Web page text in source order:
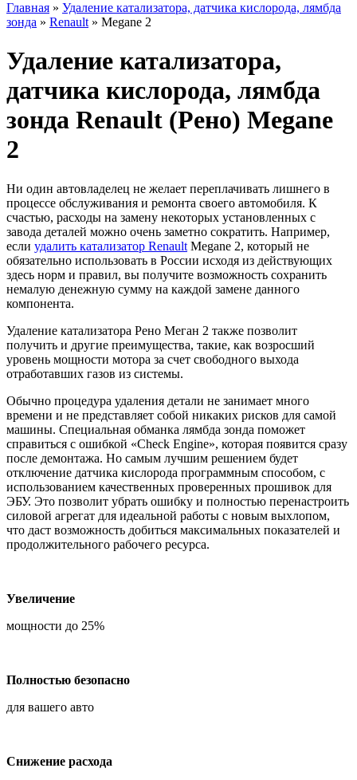
Главная » Удаление катализатора, датчика кислорода, лямбда
зонда » Renault » Megane 2
Удаление катализатора,
датчика кислорода, лямбда
зонда Renault (Рено) Megane
2
Ни один автовладелец не желает переплачивать лишнего в
процессе обслуживания и ремонта своего автомобиля. К
счастью, расходы на замену некоторых установленных с
завода деталей можно очень заметно сократить. Например,
если удалить катализатор Renault Megane 2, который не
обязательно использовать в России исходя из действующих
здесь норм и правил, вы получите возможность сохранить
немалую денежную сумму на каждой замене данного
компонента.
Удаление катализатора Рено Меган 2 также позволит
получить и другие преимущества, такие, как возросший
уровень мощности мотора за счет свободного выхода
отработавших газов из системы.
Обычно процедура удаления детали не занимает много
времени и не представляет собой никаких рисков для самой
машины. Специальная обманка лямбда зонда поможет
справиться с ошибкой «Check Engine», которая появится сразу
после демонтажа. Но самым лучшим решением будет
отключение датчика кислорода программным способом, с
использованием качественных проверенных прошивок для
ЭБУ. Это позволит убрать ошибку и полностью перенастроить
силовой агрегат для идеальной работы с новым выхлопом,
что даст возможность добиться максимальных показателей и
продолжительного рабочего ресурса.
Увеличение
мощности до 25%
Полностью безопасно
для вашего авто
Снижение расхода